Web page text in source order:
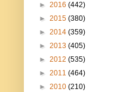
► 2016 (442)
► 2015 (380)
► 2014 (359)
► 2013 (405)
► 2012 (535)
► 2011 (464)
► 2010 (210)